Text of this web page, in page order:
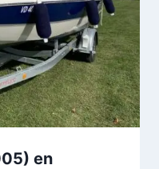
en